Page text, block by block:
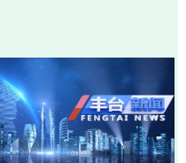
20260805-丰台新闻